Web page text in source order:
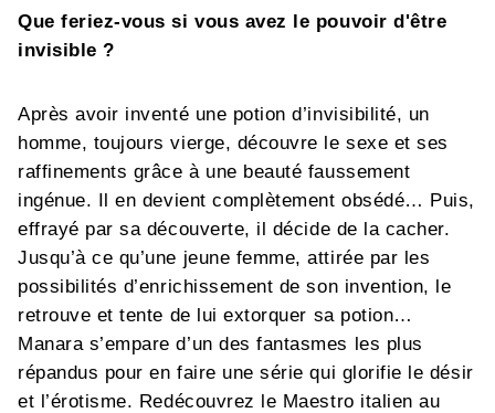
Que feriez-vous si vous avez le pouvoir d'être
invisible ?
Après avoir inventé une potion d’invisibilité, un
homme, toujours vierge, découvre le sexe et ses
raffinements grâce à une beauté faussement
ingénue. Il en devient complètement obsédé… Puis,
effrayé par sa découverte, il décide de la cacher.
Jusqu’à ce qu’une jeune femme, attirée par les
possibilités d’enrichissement de son invention, le
retrouve et tente de lui extorquer sa potion…
Manara s’empare d’un des fantasmes les plus
répandus pour en faire une série qui glorifie le désir
et l’érotisme. Redécouvrez le Maestro italien au